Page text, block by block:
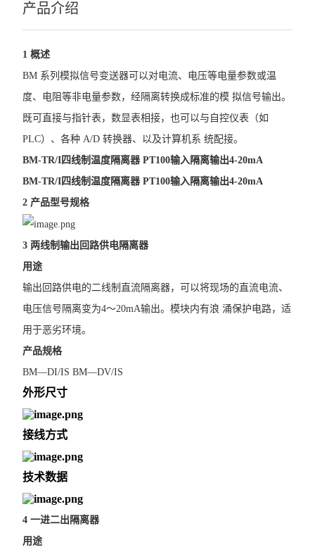
查看全部 >>
产品介绍
1 概述
BM 系列模拟信号变送器可以对电流、电压等电量参数或温
度、电阻等非电量参数，经隔离转换成标准的模 拟信号输出。
既可直接与指针表，数显表相接，也可以与自控仪表（如
PLC）、各种 A/D 转换器、以及计算机系 统配接。
BM-TR/I四线制温度隔离器 PT100输入隔离输出4-20mA
BM-TR/I四线制温度隔离器 PT100输入隔离输出4-20mA
2 产品型号规格
3 两线制输出回路供电隔离器
用途
输出回路供电的二线制直流隔离器，可以将现场的直流电流、
电压信号隔离变为4～20mA输出。模块内有浪 涌保护电路，适
用于恶劣环境。
产品规格
BM—DI/IS BM—DV/IS
外形尺寸
接线方式
技术数据
4 一进二出隔离器
用途